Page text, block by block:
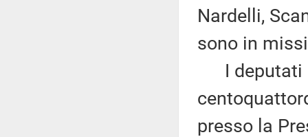
Nardelli,
sono in
I deputati
presso la